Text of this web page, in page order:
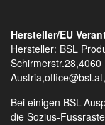
Hersteller/EU
Hersteller: BSL
Bei einigen BSL-
die Sozius-